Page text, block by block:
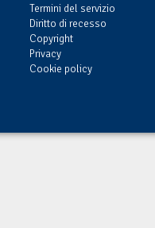
Termini del servizio
Diritto di recesso
Copyright
Privacy
Cookie policy